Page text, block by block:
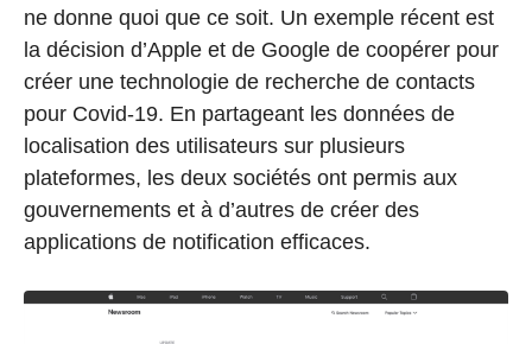
ne donne quoi que ce soit. Un exemple récent est
la décision d’Apple et de Google de coopérer pour
créer une technologie de recherche de contacts
pour Covid-19. En partageant les données de
localisation des utilisateurs sur plusieurs
plateformes, les deux sociétés ont permis aux
gouvernements et à d’autres de créer des
applications de notification efficaces.